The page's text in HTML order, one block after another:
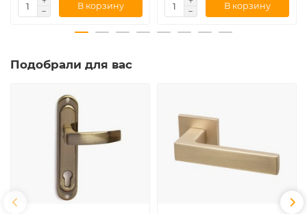
В корзину В корзину
Подобрали для вас